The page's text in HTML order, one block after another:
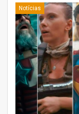
Notícias